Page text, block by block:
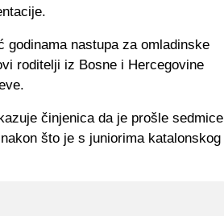
nastupa za omladinske
roditelji iz Bosne i Hercegovine
činjenica da je prošle sedmice
što je s juniorima katalonskog